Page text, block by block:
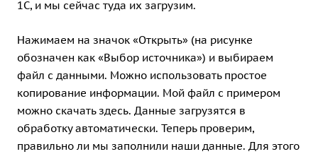
1С, и мы сейчас туда их загрузим.
Нажимаем на значок «Открыть» (на рисунке
обозначен как «Выбор источника») и выбираем
файл с данными. Можно использовать простое
копирование информации. Мой файл с примером
можно скачатьздесь. Данные загрузятся в
обработку автоматически. Теперь проверим,
правильно ли мы заполнили наши данные. Для этого